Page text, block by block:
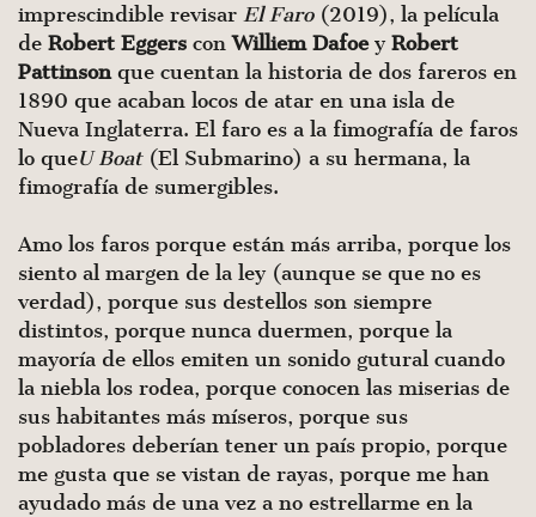
imprescindible revisar El Faro(2019), la película
de Robert Eggers conWilliem DafoeyRobert
Pattinsonque cuentan la historia de dos fareros en
1890 que acaban locos de atar en una isla de
Nueva Inglaterra. El faro es a la fimografía de faros
lo queU Boat(El Submarino) a su hermana, la
fimografía de sumergibles.
Amo los faros porque están más arriba, porque los
siento al margen de la ley (aunque se que no es
verdad), porque sus destellos son siempre
distintos, porque nunca duermen, porque la
mayoría de ellos emiten un sonido gutural cuando
la niebla los rodea, porque conocen las miserias de
sus habitantes más míseros, porque sus
pobladores deberían tener un país propio, porque
me gusta que se vistan de rayas, porque me han
ayudado más de una vez a no estrellarme en la